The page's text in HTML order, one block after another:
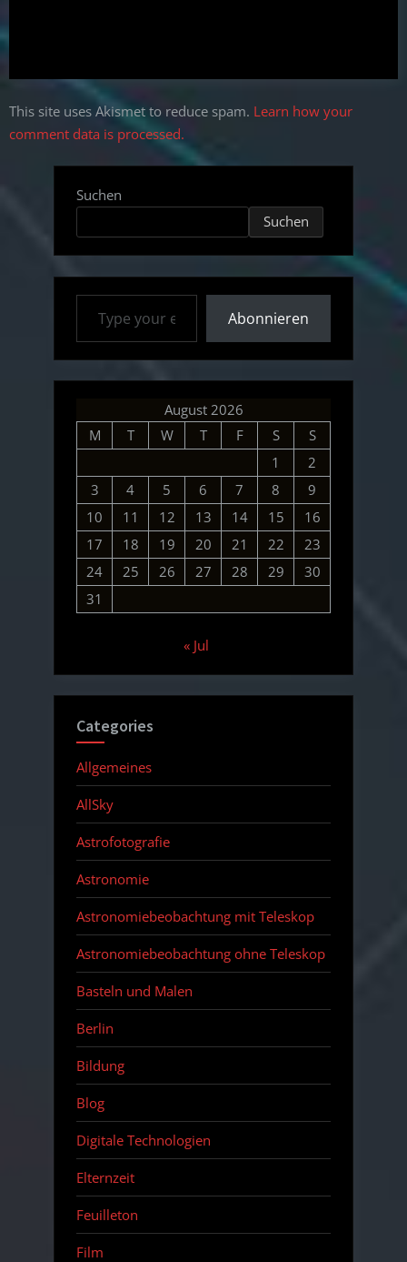
This site uses Akismet to reduce spam. Learn how your
comment data is processed.
Suchen
Suchen
Type your email…
Abonnieren
August 2026
M
T W T F S
S
1
2
3
4 5 6 7 8
9
10
11 12 13 14 15
16
17
18 19 20 21 22
23
24
25 26 27 28 29
30
31
« Jul
Categories
Allgemeines
AllSky
Astrofotografie
Astronomie
Astronomiebeobachtung mit Teleskop
Astronomiebeobachtung ohne Teleskop
Basteln und Malen
Berlin
Bildung
Blog
Digitale Technologien
Elternzeit
Feuilleton
Film